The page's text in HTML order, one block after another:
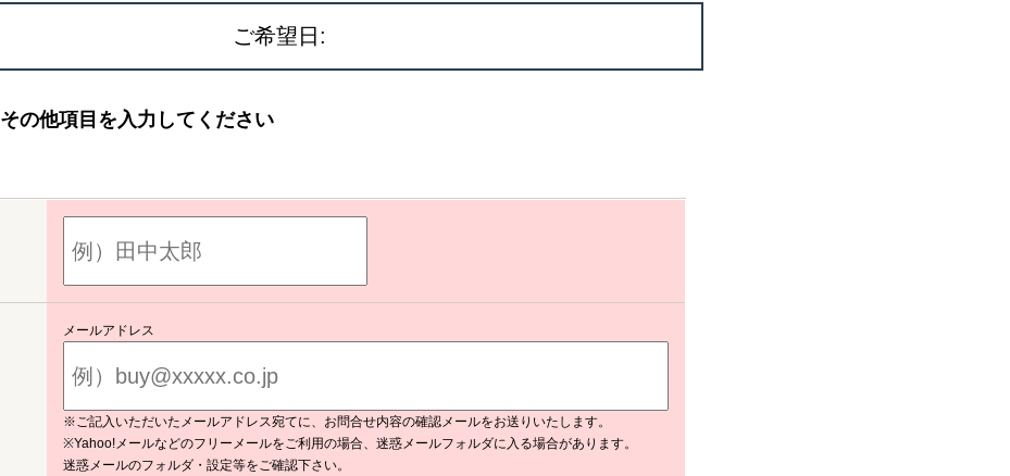
ご希望日:
その他項目を入力してください
メールアドレス
※ご記入いただいたメールアドレス宛てに、お問合せ内容の確認メールをお送りいたします。
※Yahoo!メールなどのフリーメールをご利用の場合、迷惑メールフォルダに入る場合があります。
迷惑メールのフォルダ・設定等をご確認下さい。